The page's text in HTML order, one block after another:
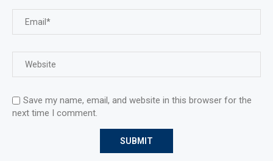
Save my name, email, and website in this browser for the
next time I comment.